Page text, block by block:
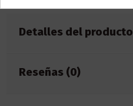
Detalles del producto
Reseñas (0)